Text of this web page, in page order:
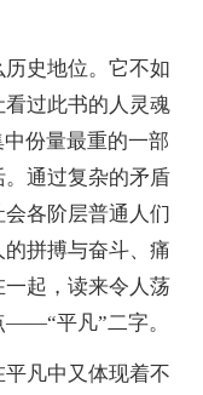
史地位。它不如
过此书的人灵魂
份量最重的一部
通过复杂的矛盾
各阶层普通人们
拼搏与奋斗、痛
起，读来令人荡
——“平凡”二字。
凡中又体现着不